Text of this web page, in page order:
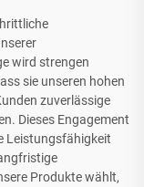
wird strengen
sie unseren hohen
zuverlässige
Dieses Engagement
Leistungsfähigkeit
Produkte wählt,